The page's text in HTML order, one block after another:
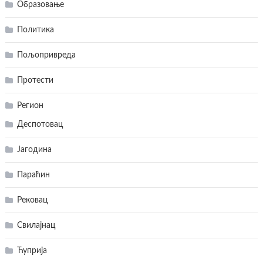
Образовање
Политика
Пољопривреда
Протести
Регион
Деспотовац
Јагодина
Параћин
Рековац
Свилајнац
Ћуприја